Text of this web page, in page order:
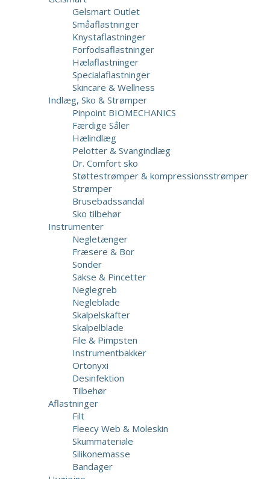
Gelsmart Outlet
Småaflastninger
Knystaflastninger
Forfodsaflastninger
Hælaflastninger
Specialaflastninger
Skincare & Wellness
Indlæg, Sko & Strømper
Pinpoint BIOMECHANICS
Færdige Såler
Hælindlæg
Pelotter & Svangindlæg
Dr. Comfort sko
Støttestrømper & kompressionsstrømper
Strømper
Brusebadssandal
Sko tilbehør
Instrumenter
Negletænger
Fræsere & Bor
Sonder
Sakse & Pincetter
Neglegreb
Negleblade
Skalpelskafter
Skalpelblade
File & Pimpsten
Instrumentbakker
Ortonyxi
Desinfektion
Tilbehør
Aflastninger
Filt
Fleecy Web & Moleskin
Skummateriale
Silikonemasse
Bandager